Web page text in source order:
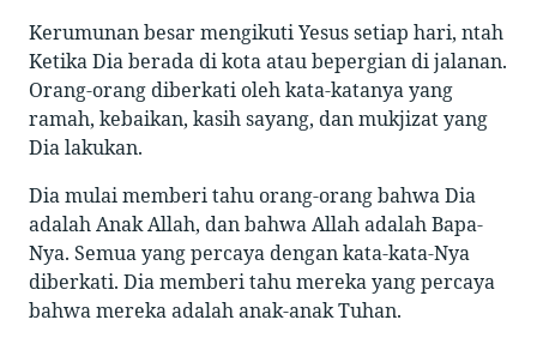
Kerumunan besar mengikuti Yesus setiap hari, ntah
Ketika Dia berada di kota atau bepergian di jalanan.
Orang-orang diberkati oleh kata-katanya yang
ramah, kebaikan, kasih sayang, dan mukjizat yang
Dia lakukan.
Dia mulai memberi tahu orang-orang bahwa Dia
adalah Anak Allah, dan bahwa Allah adalah Bapa-
Nya. Semua yang percaya dengan kata-kata-Nya
diberkati. Dia memberi tahu mereka yang percaya
bahwa mereka adalah anak-anak Tuhan.